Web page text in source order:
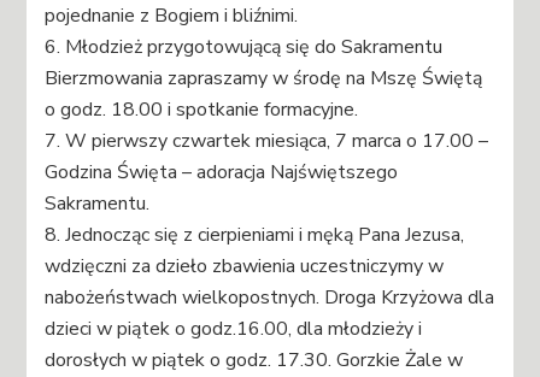
pojednanie z Bogiem i bliźnimi.
6. Młodzież przygotowującą się do Sakramentu
Bierzmowania zapraszamy w środę na Mszę Świętą
o godz. 18.00 i spotkanie formacyjne.
7. W pierwszy czwartek miesiąca, 7 marca o 17.00 –
Godzina Święta – adoracja Najświętszego
Sakramentu.
8. Jednocząc się z cierpieniami i męką Pana Jezusa,
wdzięczni za dzieło zbawienia uczestniczymy w
nabożeństwach wielkopostnych. Droga Krzyżowa dla
dzieci w piątek o godz.16.00, dla młodzieży i
dorosłych w piątek o godz. 17.30. Gorzkie Żale w